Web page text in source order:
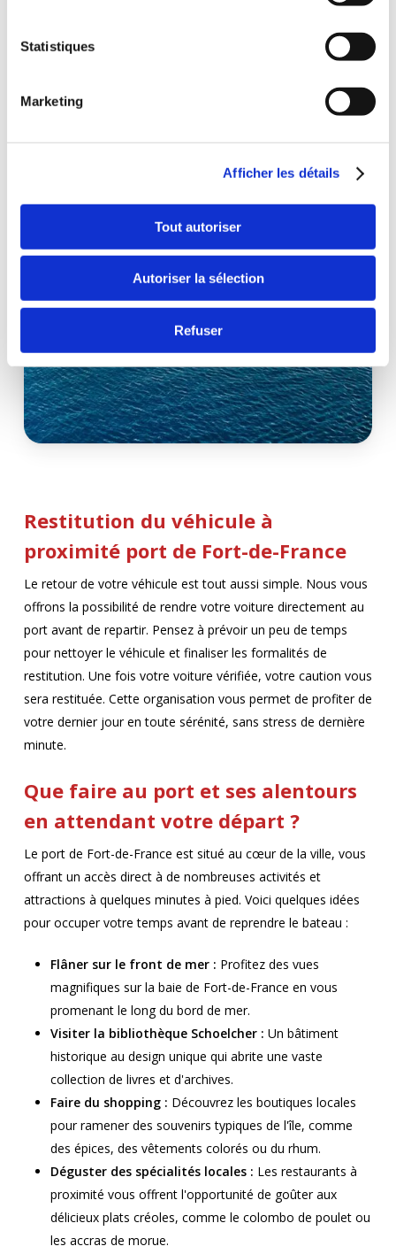
Statistiques
Marketing
Afficher les détails
Tout autoriser
Autoriser la sélection
Refuser
Restitution du véhicule à
proximité port de Fort-de-France
Le retour de votre véhicule est tout aussi simple. Nous vous
offrons la possibilité de rendre votre voiture directement au
port avant de repartir. Pensez à prévoir un peu de temps
pour nettoyer le véhicule et finaliser les formalités de
restitution. Une fois votre voiture vérifiée, votre caution vous
sera restituée. Cette organisation vous permet de profiter de
votre dernier jour en toute sérénité, sans stress de dernière
minute.
Que faire au port et ses alentours
en attendant votre départ ?
Le port de Fort-de-France est situé au cœur de la ville, vous
offrant un accès direct à de nombreuses activités et
attractions à quelques minutes à pied. Voici quelques idées
pour occuper votre temps avant de reprendre le bateau :
Flâner sur le front de mer : Profitez des vues
magnifiques sur la baie de Fort-de-France en vous
promenant le long du bord de mer.
Visiter la bibliothèque Schoelcher : Un bâtiment
historique au design unique qui abrite une vaste
collection de livres et d'archives.
Faire du shopping : Découvrez les boutiques locales
pour ramener des souvenirs typiques de l'île, comme
des épices, des vêtements colorés ou du rhum.
Déguster des spécialités locales : Les restaurants à
proximité vous offrent l'opportunité de goûter aux
délicieux plats créoles, comme le colombo de poulet ou
les accras de morue.